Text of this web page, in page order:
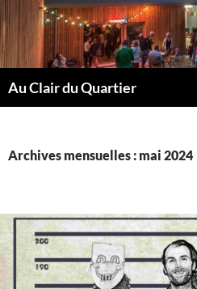
au
contenu
Au Clair du Quartier
Archives mensuelles : mai 2024